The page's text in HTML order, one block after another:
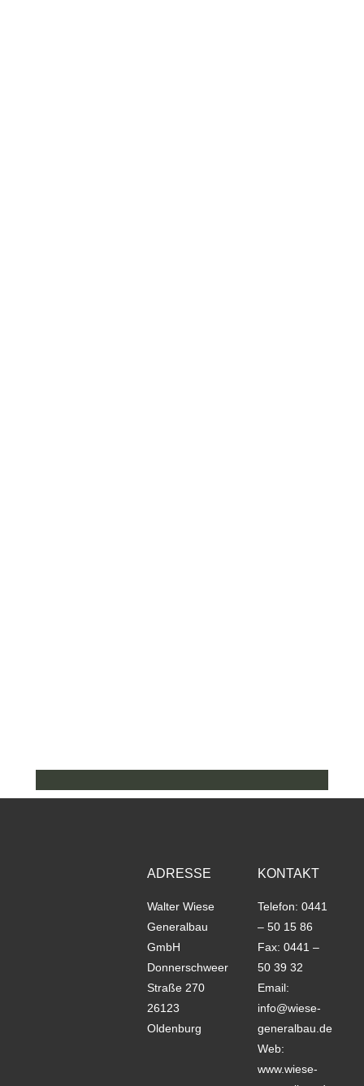
ADRESSE
Walter Wiese
Generalbau
GmbH
Donnerschweer
Straße 270
26123
Oldenburg
KONTAKT
Telefon: 0441
– 50 15 86
Fax: 0441 –
50 39 32
Email:
info@wiese-
generalbau.de
Web:
www.wiese-